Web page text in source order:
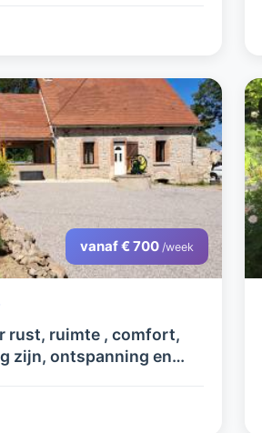
Frankrijk.
vanaf € 700 /week
rust, ruimte , comfort,
zijn, ontspanning en